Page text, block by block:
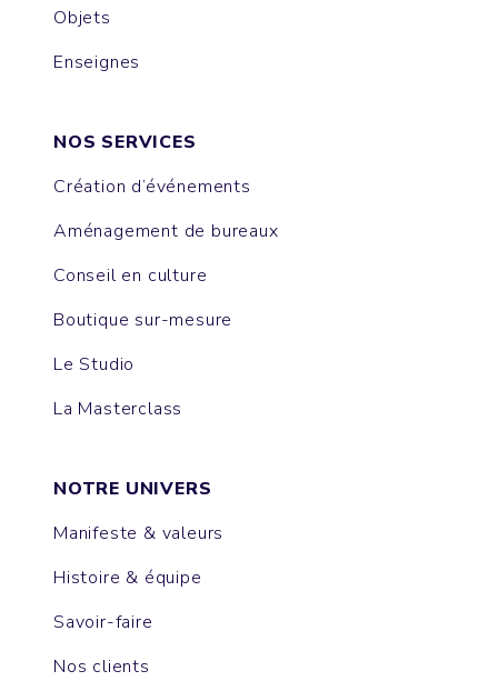
Objets
Enseignes
NOS SERVICES
Création d’événements
Aménagement de bureaux
Conseil en culture
Boutique sur-mesure
Le Studio
La Masterclass
NOTRE UNIVERS
Manifeste & valeurs
Histoire & équipe
Savoir-faire
Nos clients